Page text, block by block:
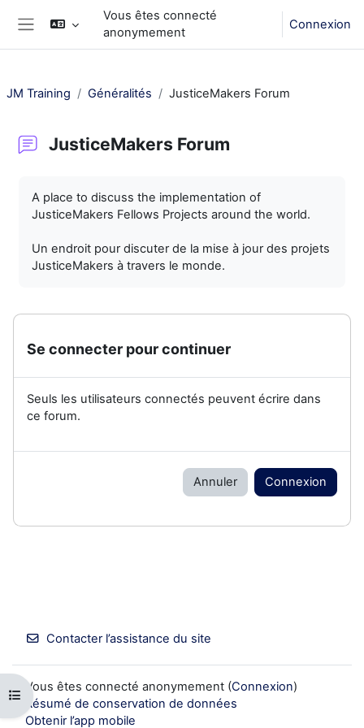
Passer au contenu principal
Panneau latéral
Vous êtes connecté
anonymement
Connexion
Ouvrir l’index du cours
JM Training Généralités JusticeMakers Forum
JusticeMakers Forum
A place to discuss the implementation of
JusticeMakers Fellows Projects around the world.
Un endroit pour discuter de la mise à jour des projets
JusticeMakers à travers le monde.
Se connecter pour continuer
Seuls les utilisateurs connectés peuvent écrire dans
ce forum.
Annuler Connexion
Contacter l’assistance du site
Vous êtes connecté anonymement (Connexion)
Résumé de conservation de données
Obtenir l’app mobile